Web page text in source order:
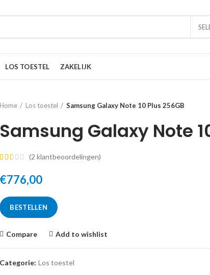
LOS TOESTEL ZAKELIJK
Home
Los toestel Samsung Galaxy Note 10 Plus 256GB
Samsung Galaxy Note
(2 klantbeoordelingen)
€776,00
BESTELLEN
Compare Add to wishlist
Categorie: Los toestel